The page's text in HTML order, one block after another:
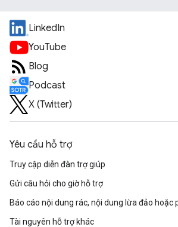
LinkedIn
YouTube
Blog
Podcast
X (Twitter)
Yêu cầu hỗ trợ
Truy cập diễn đàn trợ giúp
Gửi câu hỏi cho giờ hỗ trợ
Báo cáo nội dung rác, nội dung lừa đảo hoặc
Tài nguyên hỗ trợ khác